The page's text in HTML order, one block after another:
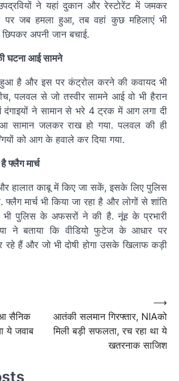
ने यहां दुकान और रेस्टोरेंट में जमकर
पर जब हमला हुआ, तब वहां कुछ महिलाएं भी
अपनी जान बचाई.
घटना आई सामने
हुआ है और इस पर कंट्रोल करने की कवायद भी
पलवल से जो तस्वीर सामने आई वो भी हैरान
दंगाइयों ने सामान से भरे 4 ट्रक में आग लगा दी
सामान जलकर राख हो गया. पलवल की ही
को आग के हवाले कर दिया गया.
फ्लैग मार्च
हालात काबू में किए जा सकें, इसके लिए पुलिस
फ्लैग मार्च भी किया जा रहा है और लोगों से शांति
भी पुलिस के अफसरों ने की है. नूंह के प्रभारी
ने बताया कि वीडियो फुटेज के आधार पर
रहे हैं और जो भी दोषी होगा उसके खिलाफ कड़ी
सैनिक
ये जवाब
आतंकी सलमान गिरफ्तार, NIAको
मिली बड़ी सफलता, रच रहा था ये
खतरनाक साजिश
⟶